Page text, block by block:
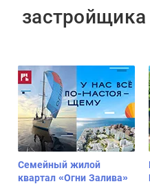
застройщика
Семейный жилой
квартал «Огни Залива»